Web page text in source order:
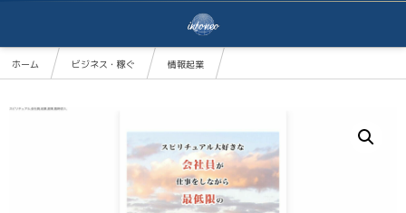
ホーム ビジネス・稼ぐ
情報起業